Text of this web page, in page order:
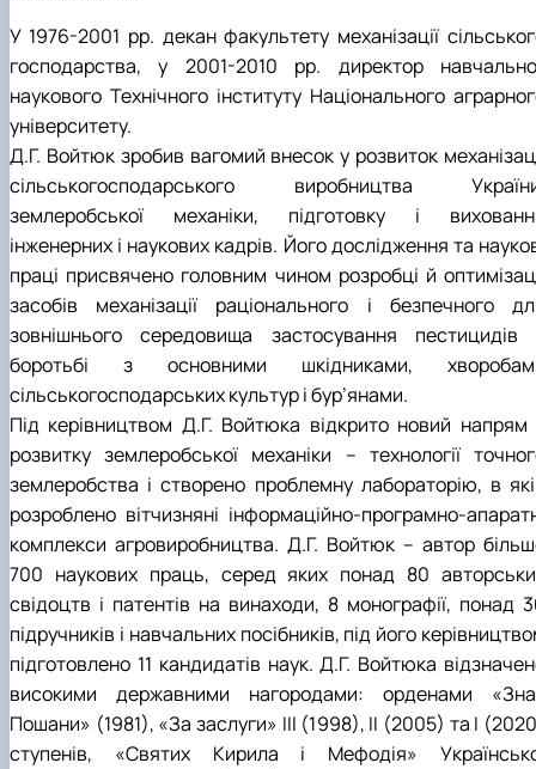
У 1976-2001 рр. декан факультету механізації
господарства, у 2001-2010 рр. директор
наукового Технічного інституту Національного
університету.
Д.Г. Войтюк зробив вагомий внесок у розвиток
сільськогосподарського виробництва
землеробської механіки, підготовку і
інженерних і наукових кадрів. Його дослідження та
праці присвячено головним чином розробці й
засобів механізації раціонального і безпечного
зовнішнього середовища застосування пестицидів
боротьбі з основними шкідниками,
сільськогосподарських культур і бур’янами.
Під керівництвом Д.Г. Войтюка відкрито новий напрям
розвитку землеробської механіки – технології
землеробства і створено проблемну лабораторію, в
розроблено вітчизняні інформаційно-програмно-
комплекси агровиробництва. Д.Г. Войтюк – автор
700 наукових праць, серед яких понад 80
свідоцтв і патентів на винаходи, 8 монографії, понад
підручників і навчальних посібників, під його
підготовлено 11 кандидатів наук. Д.Г. Войтюка
високими державними нагородами: орденами
Пошани» (1981), «За заслуги» ІІІ (1998), ІІ (2005) та І
ступенів, «Святих Кирила і Мефодія»